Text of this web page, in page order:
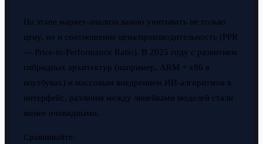
На этапе маркет-анализа важно учитывать не только
цену, но и соотношение цена/производительность (PPR
— Price-to-Performance Ratio). В 2025 году с развитием
гибридных архитектур (например, ARM + x86 в
ноутбуках) и массовым внедрением ИИ-алгоритмов в
интерфейс, различия между линейками моделей стали
менее очевидными.
Сравнивайте: